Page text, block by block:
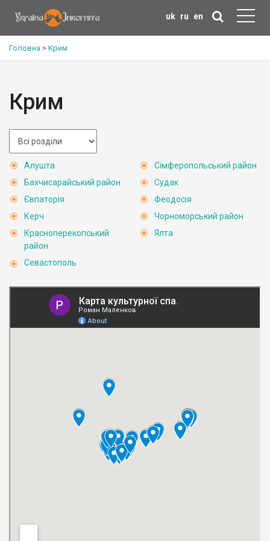
uk ru en
Головна > Крим
Крим
Алушта
Бахчисарайський район
Євпаторія
Керч
Красноперекопський
район
Севастополь
Сімферопольський район
Судак
Феодосія
Чорноморський район
Ялта